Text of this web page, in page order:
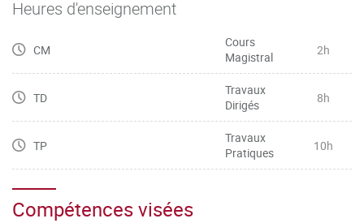
Heures d'enseignement
CM
Cours
Magistral
2h
TD
Travaux
Dirigés
8h
TP
Travaux
Pratiques
10h
Compétences visées